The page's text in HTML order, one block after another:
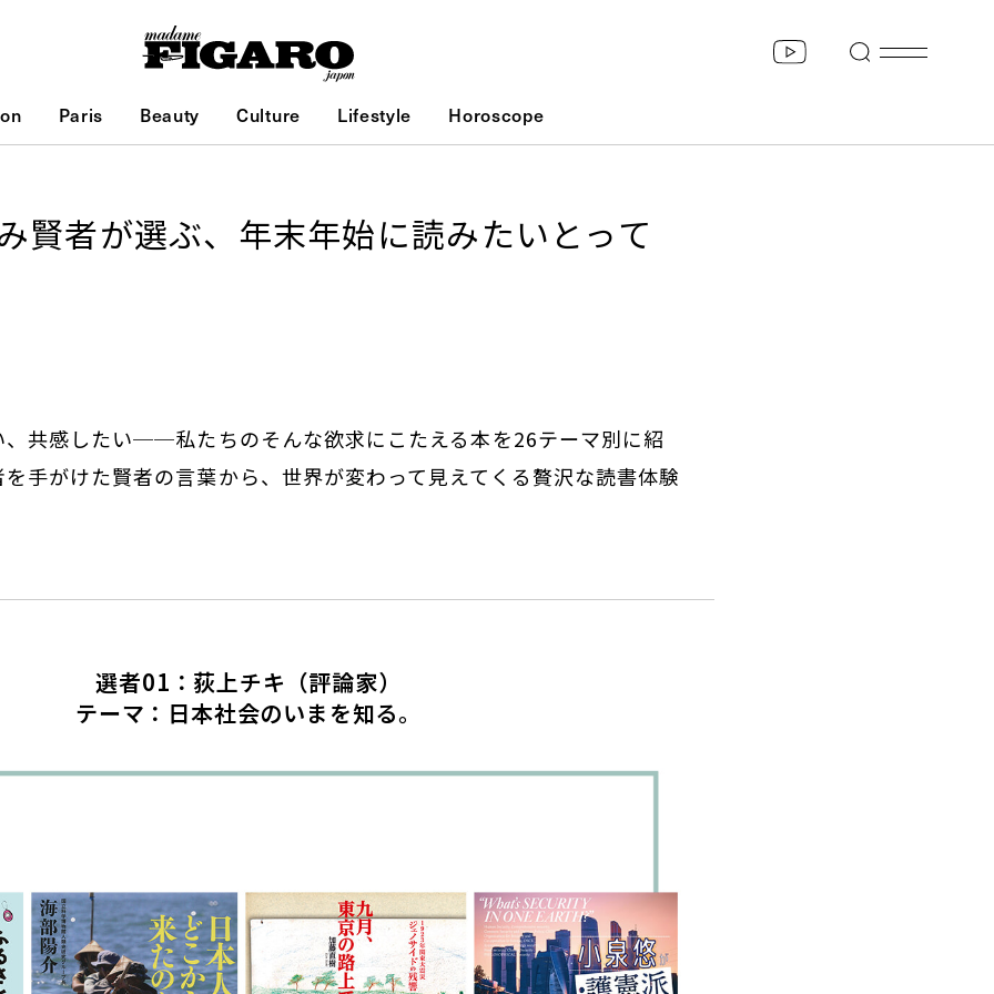
Paris Beauty Culture Lifestyle Horoscope
賢者が選ぶ、年末年始に読みたいとって
、共感したい──私たちのそんな欲求にこたえる本を26テーマ別に紹
手がけた賢者の言葉から、世界が変わって見えてくる贅沢な読書体験
選者01：荻上チキ（評論家）
テーマ：日本社会のいまを知る。